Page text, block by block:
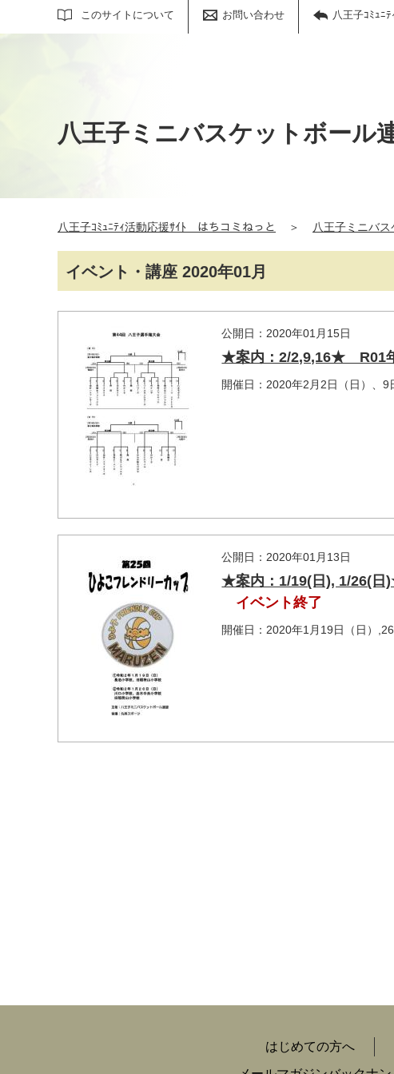
このサイトについて お問い合わせ 八王子ｺﾐｭﾆ
サイト内検索
八王子ミニバスケットボール
八王子ｺﾐｭﾆﾃｨ活動応援ｻｲﾄ はちコミねっと ＞ 八王子ミニバ
イベント・講座 2020年01月
公開日：2020年01月15日
★案内：2/2,9,16★ R01
開催日：2020年2月2日（日）、9
公開日：2020年01月13日
★案内：1/19(日), 1/26(
イベント終了
開催日：2020年1月19日（日）,26
はじめての方へ